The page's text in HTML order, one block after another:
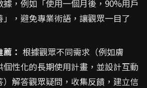
，例如「使用一個月後，90%用戶
」，避免專業術語，讓觀眾一目了
： 根據觀眾不同需求（例如膚
性化的長期使用計畫，並設計互動
）解答觀眾疑問，收集反饋，建立信